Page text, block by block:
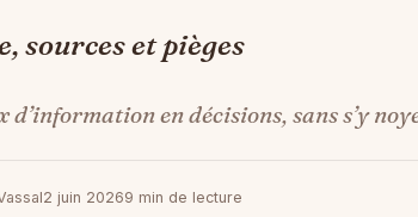
sources et pièges
en décisions, sans s’y
2 juin 20269 min de lecture